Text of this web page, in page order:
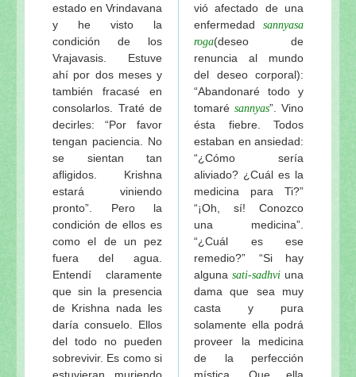
estado en Vrindavana
y he visto la
condición de los
Vrajavasis. Estuve
ahí por dos meses y
también fracasé en
consolarlos. Traté de
decirles: “Por favor
tengan paciencia. No
se sientan tan
afligidos. Krishna
estará viniendo
pronto”. Pero la
condición de ellos es
como el de un pez
fuera del agua.
Entendí claramente
que sin la presencia
de Krishna nada les
daría consuelo. Ellos
del todo no pueden
sobrevivir. Es como si
estuvieran muriendo
vió afectado de una
enfermedad sannyasa
roga(deseo de
renuncia al mundo
del deseo corporal):
“Abandonaré todo y
tomaré sannyas”. Vino
ésta fiebre. Todos
estaban en ansiedad:
“¿Cómo sería
aliviado? ¿Cuál es la
medicina para Ti?”
“¡Oh, sí! Conozco
una medicina”.
“¿Cuál es ese
remedio?” “Si hay
alguna sati-sadhvi una
dama que sea muy
casta y pura
solamente ella podrá
proveer la medicina
de la perfección
mística. Que ella